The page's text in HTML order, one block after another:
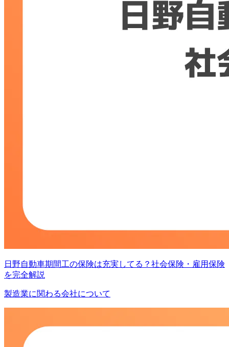
日野自動車期間工の保険は充実してる？社会保険・雇用保険
を完全解説
製造業に関わる会社について